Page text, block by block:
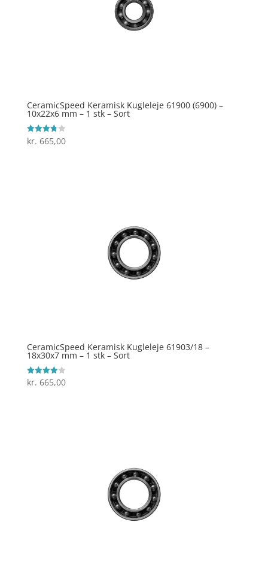
CeramicSpeed Keramisk Kugleleje 61900 (6900) –
10x22x6 mm – 1 stk – Sort
Vurderet
3.8
kr. 665,00
CeramicSpeed Keramisk Kugleleje 61903/18 –
18x30x7 mm – 1 stk – Sort
Vurderet
4
kr. 665,00